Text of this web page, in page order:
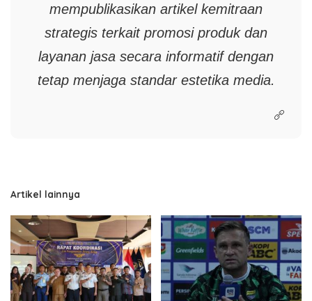
mempublikasikan artikel kemitraan
strategis terkait promosi produk dan
layanan jasa secara informatif dengan
tetap menjaga standar estetika media.
Artikel lainnya